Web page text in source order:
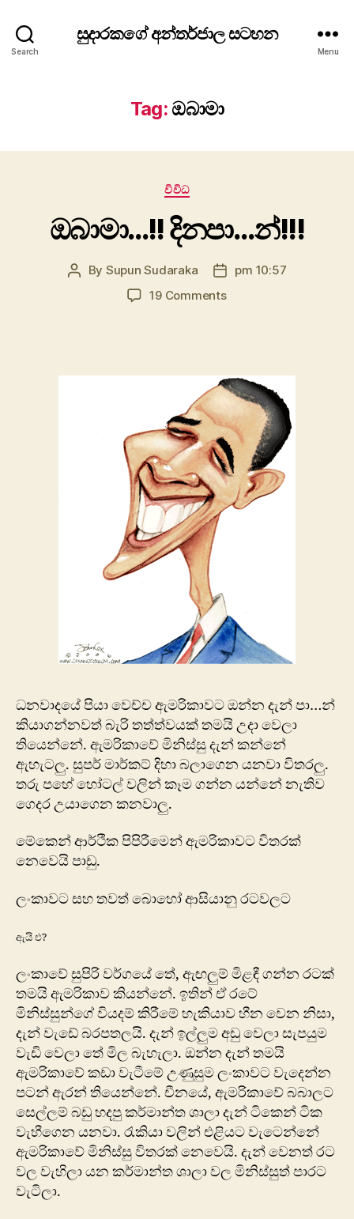
Search
සුදාරකගේ අන්තර්ජාල සටහන
Menu
Tag: ඔබාමා
Categories
විවිධ
ඔබාමා…!! දිනපා…න්!!!
Post
By Supun Sudaraka
Postpm 10:57
19 Commentson
ධනවාදයේ පියා වෙච්ච ඇමරිකාවට ඔන්න දැන් පා…න්
කියාගන්නවත් බැරි තත්ත්වයක් තමයි උදා වෙලා
තියෙන්නේ. ඇමරිකාවේ මිනිස්සු දැන් කන්නේ
ඇහැටලු. සුපර් මාර්කට් දිහා බලාගෙන යනවා විතරලු.
තරු පහේ හෝටල් වලින් කෑම ගන්න යන්නේ නැතිව
ගෙදර උයාගෙන කනවාලු.
මේකෙන් ආර්ථික පිපිරීමෙන් ඇමරිකාවට විතරක්
නෙවෙයි පාඩු.
ලංකාවට සහ තවත් බොහෝ ආසියානු රටවල‍ට
ඇයි එ?
ලංකාවේ සුපිරි වර්ග‍‍‍යේ තේ, ඇඟලුම් මිළඳී ගන්න රටක්
තමයි ඇමරිකාව කියන්නේ. ඉතින් ඒ රටේ
මිනිස්සුන්ගේ වියදම් කිරී‍‍‍මේ හැකියාව‍ හීන වෙන නිසා,
දැන් වැඩේ බරපතලයි. දැන් ඉල්ලුම අඩු වෙලා සැපයුම
වැඩි වෙලා තේ මිල බැහැලා. ඔන්න දැන් තමයි
ඇමරිකාවේ කඩා වැටීමේ උණුසුම ලංකාවට වැදෙන්න
පටන් ඇරන් තියෙන්නේ. චීනයේ, ඇමරිකාවේ බබාලට
සෙල්ලම් බඩු හදපු කර්මාන්ත ශාලා දැන් ටිකෙන් ටික
වැහීගෙන යනවා. රැකියා වලින් එළියට වැටෙන්නේ
ඇමරිකාවේ මිනිස්සු විතරක් නෙවෙයි. දැන් වෙනත් රට
වල වැහිලා යන කර්මාන්ත ශාලා වල මිනිස්සුත් පාරට
වැටිලා.